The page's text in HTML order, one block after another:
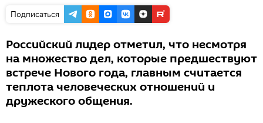
Подписаться
Российский лидер отметил, что несмотря
на множество дел, которые предшествуют
встрече Нового года, главным считается
теплота человеческих отношений и
дружеского общения.